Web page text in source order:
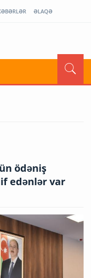
ƏLAQƏ
ödəniş
edənlər var